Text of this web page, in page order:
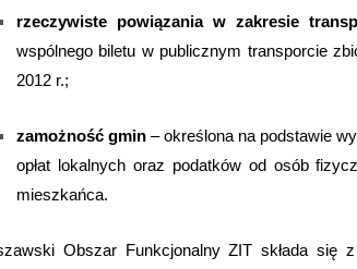
rzeczywiste powiązania w zakresie
wspólnego biletu w publicznym transporcie
2012 r.;
zamożność gmin – określona na podstawie
opłat lokalnych oraz podatków od osób
mieszkańca.
Obszar Funkcjonalny ZIT składa się